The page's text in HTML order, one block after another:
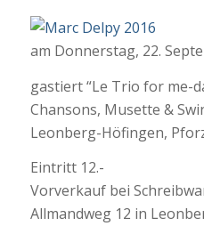
am Donnerstag, 22.
gastiert “Le Trio for me-
Chansons, Musette &
Leonberg-Höfingen,
Eintritt 12.-
Vorverkauf bei
Allmandweg 12 in